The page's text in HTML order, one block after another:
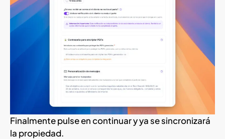
Finalmente pulse en continuar y ya se sincronizará
la propiedad.